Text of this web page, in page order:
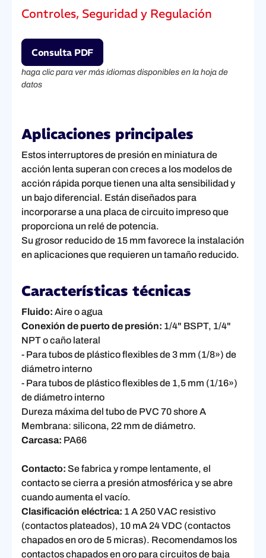
Controles, Seguridad y Regulación
Consulta PDF
haga clic para ver más idiomas disponibles en la hoja de
datos
Aplicaciones principales
Estos interruptores de presión en miniatura de
acción lenta superan con creces a los modelos de
acción rápida porque tienen una alta sensibilidad y
un bajo diferencial. Están diseñados para
incorporarse a una placa de circuito impreso que
proporciona un relé de potencia.
Su grosor reducido de 15 mm favorece la instalación
en aplicaciones que requieren un tamaño reducido.
Características técnicas
Fluido: Aire o agua
Conexión de puerto de presión: 1/4" BSPT, 1/4"
NPT o caño lateral
- Para tubos de plástico flexibles de 3 mm (1/8») de
diámetro interno
- Para tubos de plástico flexibles de 1,5 mm (1/16»)
de diámetro interno
Dureza máxima del tubo de PVC 70 shore A
Membrana: silicona, 22 mm de diámetro.
Carcasa: PA66
Contacto: Se fabrica y rompe lentamente, el
contacto se cierra a presión atmosférica y se abre
cuando aumenta el vacío.
Clasificación eléctrica: 1 A 250 VAC resistivo
(contactos plateados), 10 mA 24 VDC (contactos
chapados en oro de 5 micras). Recomendamos los
contactos chapados en oro para circuitos de baja